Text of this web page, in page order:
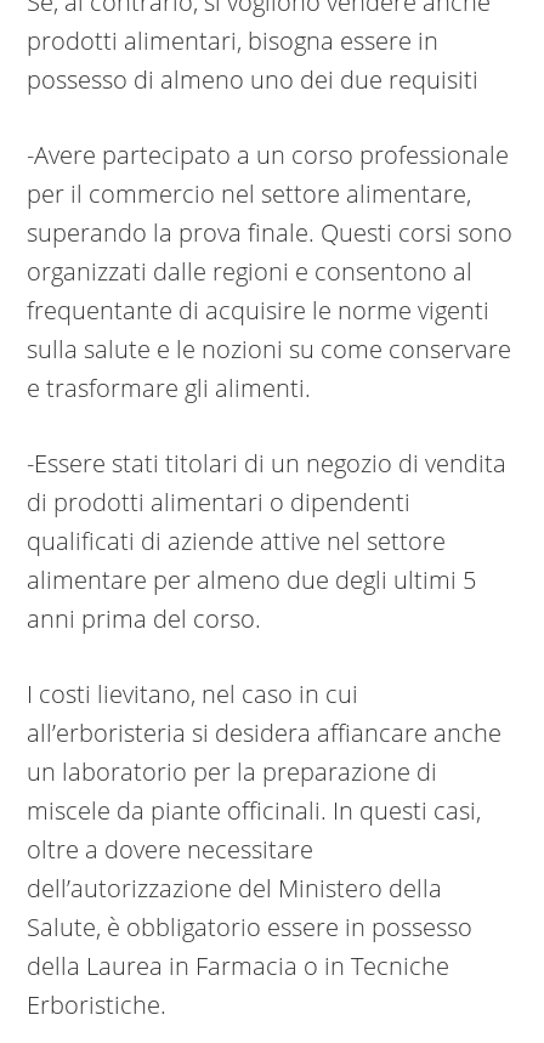
prodotti alimentari, bisogna essere in
possesso di almeno uno dei due requisiti
-Avere partecipato a un corso professionale
per il commercio nel settore alimentare,
superando la prova finale. Questi corsi sono
organizzati dalle regioni e consentono al
frequentante di acquisire le norme vigenti
sulla salute e le nozioni su come conservare
e trasformare gli alimenti.
-Essere stati titolari di un negozio di vendita
di prodotti alimentari o dipendenti
qualificati di aziende attive nel settore
alimentare per almeno due degli ultimi 5
anni prima del corso.
I costi lievitano, nel caso in cui
all’erboristeria si desidera affiancare anche
un laboratorio per la preparazione di
miscele da piante officinali. In questi casi,
oltre a dovere necessitare
dell’autorizzazione del Ministero della
Salute, è obbligatorio essere in possesso
della Laurea in Farmacia o in Tecniche
Erboristiche.